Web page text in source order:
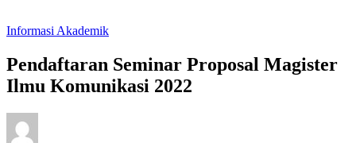
Informasi Akademik
Pendaftaran Seminar Proposal Magister
Ilmu Komunikasi 2022